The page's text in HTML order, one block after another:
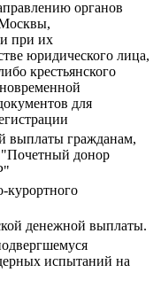
органов
при их
юридического лица,
крестьянского
для
выплаты гражданам,
донор
курортного
денежной выплаты.
испытаний на